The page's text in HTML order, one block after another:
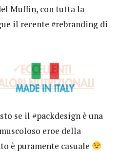
Muffin, con tutta la
il recente #rebranding di
se il #packdesign è una
eroe della
è puramente casuale